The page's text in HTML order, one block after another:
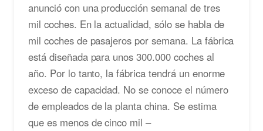
anunció con una producción semanal de tres
mil coches. En la actualidad, sólo se habla de
mil coches de pasajeros por semana. La fábrica
está diseñada para unos 300.000 coches al
año. Por lo tanto, la fábrica tendrá un enorme
exceso de capacidad. No se conoce el número
de empleados de la planta china. Se estima
que es menos de cinco mil –